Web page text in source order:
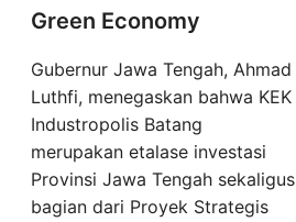
Green Economy
Gubernur Jawa Tengah, Ahmad
Luthfi, menegaskan bahwa KEK
Industropolis Batang
merupakan etalase investasi
Provinsi Jawa Tengah sekaligus
bagian dari Proyek Strategis